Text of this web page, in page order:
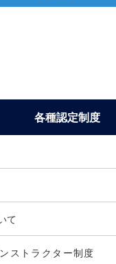
各種認定制度
て
ストラクター制度